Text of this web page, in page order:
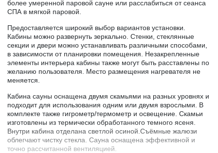
более умеренной паровой сауне или расслабиться от сеанса
СПА в мягкой паровой.
Предоставляется широкий выбор вариантов установки.
Кабины можно развернуть зеркально. Стенки, стеклянные
секции и двери можно устанавливать различными способами,
в зависимости от планировки помещения. Незакрепленные
элементы интерьера кабины также могут быть расставлены по
желанию пользователя. Место размещения нагревателя не
меняется.
Кабина сауны оснащена двумя скамьями на разных уровнях и
подходит для использования одним или двумя взрослыми. В
комплекте также гигрометр/термометр и освещение. Скамьи
изготовлены из термически обработанного темного ясеня.
Внутри кабина отделана светлой осиной.Съёмные жалюзи
облегчают чистку стекла. Сауна оснащена эффективной и
точно рассчитанной вентиляцией.